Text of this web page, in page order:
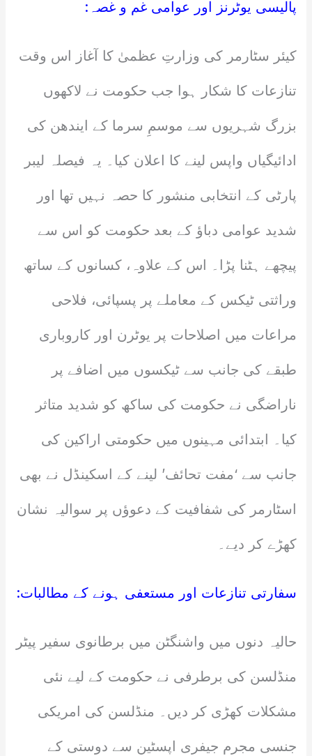
پالیسی یوٹرنز اور عوامی غم و غصہ:
کیئر سٹارمر کی وزارتِ عظمیٰ کا آغاز اس وقت
تنازعات کا شکار ہوا جب حکومت نے لاکھوں
بزرگ شہریوں سے موسمِ سرما کے ایندھن کی
ادائیگیاں واپس لینے کا اعلان کیا۔ یہ فیصلہ لیبر
پارٹی کے انتخابی منشور کا حصہ نہیں تھا اور
شدید عوامی دباؤ کے بعد حکومت کو اس سے
پیچھے ہٹنا پڑا۔ اس کے علاوہ، کسانوں کے ساتھ
وراثتی ٹیکس کے معاملے پر پسپائی، فلاحی
مراعات میں اصلاحات پر یوٹرن اور کاروباری
طبقے کی جانب سے ٹیکسوں میں اضافے پر
ناراضگی نے حکومت کی ساکھ کو شدید متاثر
کیا۔ ابتدائی مہینوں میں حکومتی اراکین کی
جانب سے ‘مفت تحائف’ لینے کے اسکینڈل نے بھی
اسٹارمر کی شفافیت کے دعوؤں پر سوالیہ نشان
کھڑے کر دیے۔
سفارتی تنازعات اور مستعفی ہونے کے مطالبات:
حالیہ دنوں میں واشنگٹن میں برطانوی سفیر پیٹر
منڈلسن کی برطرفی نے حکومت کے لیے نئی
مشکلات کھڑی کر دیں۔ منڈلسن کی امریکی
جنسی مجرم جیفری اپسٹین سے دوستی کے